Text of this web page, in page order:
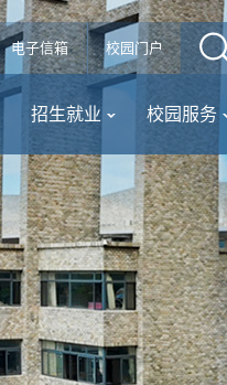
电子信箱 校园门户
招生就业 校园服务